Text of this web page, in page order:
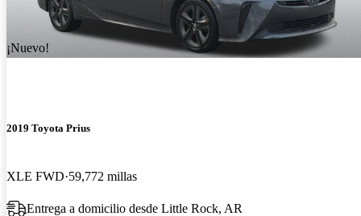
¡Nuevo!
2019 Toyota Prius
XLE FWD 59,772 millas
Entrega a domicilio desde Little Rock, AR